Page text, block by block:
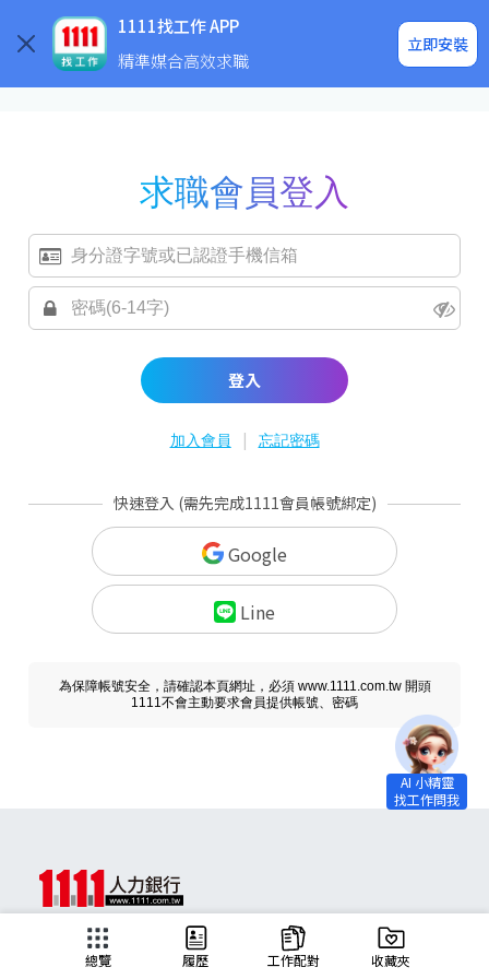
1111找工作 APP
精準媒合高效求職
立即安裝
企業求才
求職會員登入
登入
加入會員 | 忘記密碼
快速登入 (需先完成1111會員帳號綁定)
Google
Line
為保障帳號安全，請確認本頁網址，必須 www.1111.com.tw 開頭
1111不會主動要求會員提供帳號、密碼
總覽 履歷 工作配對 收藏夾